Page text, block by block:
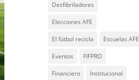
Desfibriladores
Elecciones AFE
El fútbol recicla Escuelas AFE
Eventos FIFPRO
Financiero Institucional